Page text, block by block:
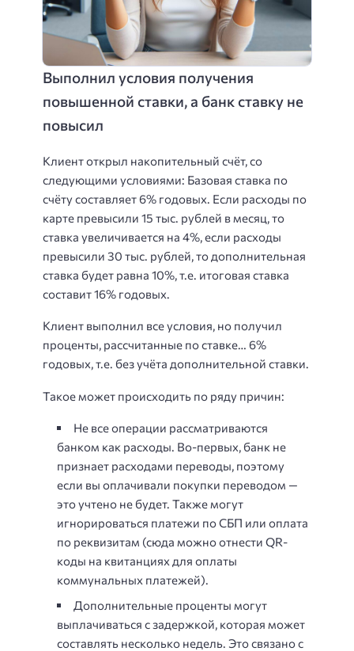
Выполнил условия получения
повышенной ставки, а банк ставку не
повысил
Клиент открыл накопительный счёт, со
следующими условиями: Базовая ставка по
счёту составляет 6% годовых. Если расходы по
карте превысили 15 тыс. рублей в месяц, то
ставка увеличивается на 4%, если расходы
превысили 30 тыс. рублей, то дополнительная
ставка будет равна 10%, т.е. итоговая ставка
составит 16% годовых.
Клиент выполнил все условия, но получил
проценты, рассчитанные по ставке… 6%
годовых, т.е. без учёта дополнительной ставки.
Такое может происходить по ряду причин:
Не все операции рассматриваются
банком как расходы. Во-первых, банк не
признает расходами переводы, поэтому
если вы оплачивали покупки переводом —
это учтено не будет. Также могут
игнорироваться платежи по СБП или оплата
по реквизитам (сюда можно отнести QR-
коды на квитанциях для оплаты
коммунальных платежей).
Дополнительные проценты могут
выплачиваться с задержкой, которая может
составлять несколько недель. Это связано с